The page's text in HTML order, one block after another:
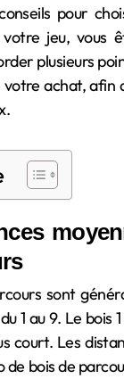
pour
jeu, vous
plusieurs
achat, afin
sont
1 au 9. Le bois
court. Les
de bois de